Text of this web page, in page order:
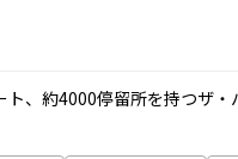
、約4000停留所を持つザ